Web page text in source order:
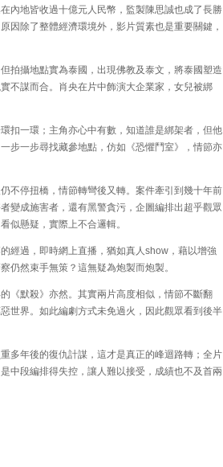
內地皆收過十億元人民幣，監製陳思誠也成了長勝
因除了整體經濟環境外，影片質素也是重要關鍵，
拍攝地點實為泰國，出現佛教及泰文，將泰國塑造
不謀而合。肖央在片中飾演大企業家，女兒被綁
扣一環；主角亦心中有數，知道誰是綁架者，但他
步一步尋找藏參地點，仿如《恐懼鬥室》，情節亦
不停扭橋，情節轉彎後又轉。案件牽引到幾十年前
變成施害者，還有黑警貪污，企圖編排出超乎觀眾
似懸疑，實際上不合邏輯。
經過，即時網上直播，猶如真人show，藉以增強
仍然束手無策？這無疑為炮製而炮製。
《默殺》亦然。其實兩片高度相似，情節不斷翻
世界。如此編劇方式未免過火，因此觀眾看到後半
多年後的復仇計謀，這才是真正的峰迴路轉；全片
中段編排得失控，讓人難以接受，成績也不及首兩